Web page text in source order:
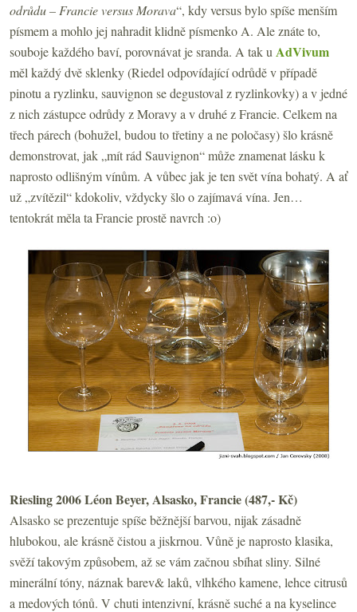
odrůdu – Francie versus Morava“, kdy versus bylo spíše menším
písmem a mohlo jej nahradit klidně písmenko A. Ale znáte to,
souboje každého baví, porovnávat je sranda. A tak u AdVivum
měl každý dvě sklenky (Riedel odpovídající odrůdě v případě
pinotu a ryzlinku, sauvignon se degustoval z ryzlinkovky) a v jedné
z nich zástupce odrůdy z Moravy a v druhé z Francie. Celkem na
třech párech (bohužel, budou to třetiny a ne poločasy) šlo krásně
demonstrovat, jak „mít rád Sauvignon“ může znamenat lásku k
naprosto odlišným vínům. A vůbec jak je ten svět vína bohatý. A ať
už „zvítězil“ kdokoliv, vždycky šlo o zajímavá vína. Jen…
tentokrát měla ta Francie prostě navrch :o)
Riesling 2006 Léon Beyer, Alsasko, Francie (487,- Kč)
Alsasko se prezentuje spíše běžnější barvou, nijak zásadně
hlubokou, ale krásně čistou a jiskrnou. Vůně je naprosto klasika,
svěží takovým způsobem, až se vám začnou sbíhat sliny. Silné
minerální tóny, náznak barev& laků, vlhkého kamene, lehce citrusů
a medových tónů. V chuti intenzivní, krásně suché a na kyselince